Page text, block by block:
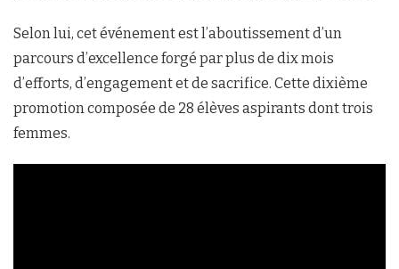
Selon lui, cet événement est l’aboutissement d’un
parcours d’excellence forgé par plus de dix mois
d’efforts, d’engagement et de sacrifice. Cette dixième
promotion composée de 28 élèves aspirants dont trois
femmes.